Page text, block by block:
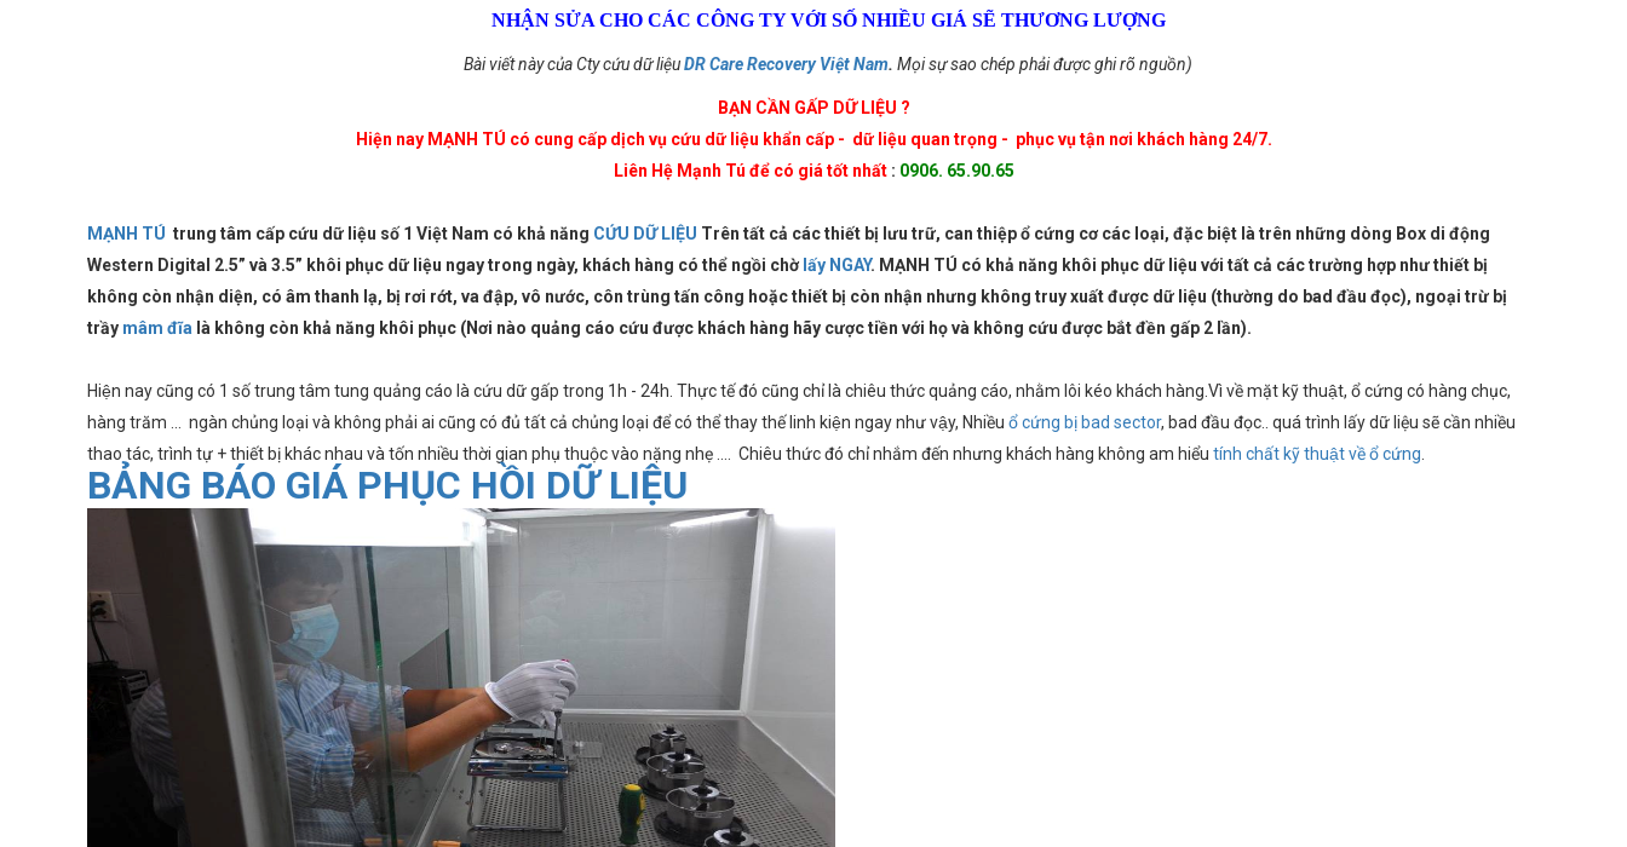
NHẬN SỬA CHO CÁC CÔNG TY VỚI SỐ NHIỀU GIÁ SẼ THƯƠNG LƯỢNG
Bài viết này của Cty cứu dữ liệuDR Care Recovery Việt Nam. Mọi sự sao chép phải được ghi rõ nguồn)
BẠN CẦN GẤP DỮ LIỆU ?
Hiện nay MẠNH TÚ có cung cấp dịch vụ cứu dữ liệu khẩn cấp - dữ liệu quan trọng - phục vụ tận nơi khách hàng 24/7.
Liên Hệ Mạnh Tú để có giá tốt nhất: 0906. 65.90.65
MẠNH TÚ trung tâm cấp cứu dữ liệu số 1 Việt Nam có khả năng CỨU DỮ LIỆU Trên tất cả các thiết bị lưu trữ, can thiệp ổ cứng cơ các loại, đặc biệt là trên những dòng Box di động
Western Digital 2.5” và 3.5” khôi phục dữ liệu ngay trong ngày, khách hàng có thể ngồi chờ lấy NGAY. MẠNH TÚ có khả năng khôi phục dữ liệu với tất cả các trường hợp như thiết bị
không còn nhận diện, có âm thanh lạ, bị rơi rớt, va đập, vô nước, côn trùng tấn công hoặc thiết bị còn nhận nhưng không truy xuất được dữ liệu (thường do bad đầu đọc), ngoại trừ bị
trầy mâm đĩa là không còn khả năng khôi phục (Nơi nào quảng cáo cứu được khách hàng hãy cược tiền với họ và không cứu được bắt đền gấp 2 lần).
Hiện nay cũng có 1 số trung tâm tung quảng cáo là cứu dữ gấp trong 1h - 24h. Thực tế đó cũng chỉ là chiêu thức quảng cáo, nhằm lôi kéo khách hàng.Vì về mặt kỹ thuật, ổ cứng có hàng chục,
hàng trăm ... ngàn chủng loại và không phải ai cũng có đủ tất cả chủng loại để có thể thay thế linh kiện ngay như vậy, Nhiều ổ cứng bị bad sector, bad đầu đọc.. quá trình lấy dữ liệu sẽ cần nhiều
thao tác, trình tự + thiết bị khác nhau và tốn nhiều thời gian phụ thuộc vào nặng nhẹ .... Chiêu thức đó chỉ nhắm đến nhưng khách hàng không am hiểu tính chất kỹ thuật về ổ cứng
BẢNG BÁO GIÁ PHỤC HỒI DỮ LIỆU